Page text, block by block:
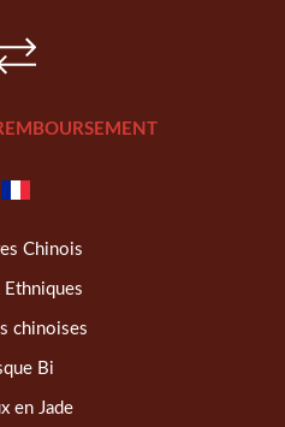
Chinois
Ethniques
chinoises
Bi
en Jade